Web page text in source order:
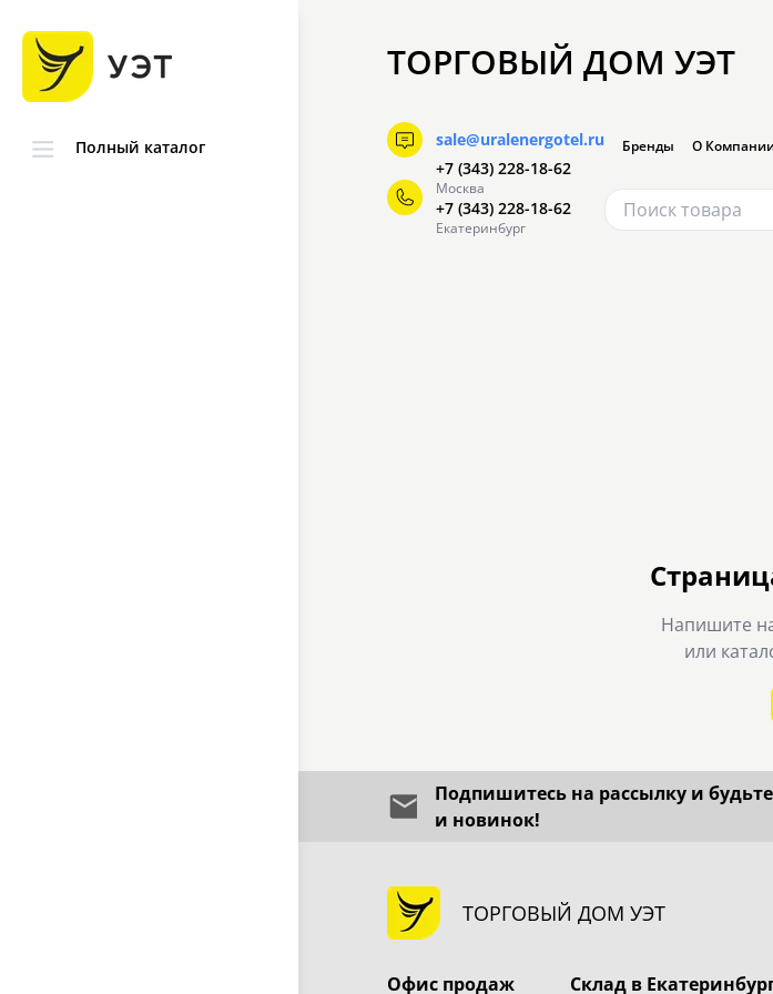
Полный каталог
ТОРГОВЫЙ ДОМ УЭТ
sale@uralenergotel.ru
+7 (343) 228-18-62
Москва
+7 (343) 228-18-62
Екатеринбург
Бренды О
Напишите
или
Подпишитесь на рассылку и
и новинок!
ТОРГОВЫЙ ДОМ УЭТ
Офис продаж Склад в